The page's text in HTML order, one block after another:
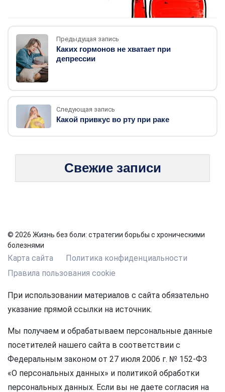
Предыдущая запись
Каких гормонов не хватает при
депрессии
Следующая запись
Какой привкус во рту при раке
Свежие записи
© 2026 Жизнь без боли: стратегии борьбы с хроническими
болезнями
Карта сайта
Политика конфиденциальности
Правила пользования cookie
При использовании материалов с сайта обязательно
указание прямой ссылки на источник.
Мы получаем и обрабатываем персональные данные
посетителей нашего сайта в соответствии с
Федеральным законом от 27 июля 2006 г. № 152-ФЗ
«О персональных данных» и политикой обработки
персональных данных. Если вы не даете согласия на